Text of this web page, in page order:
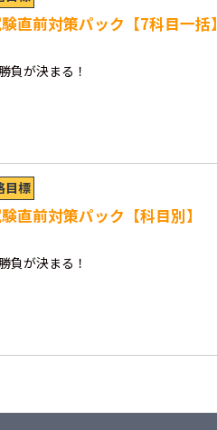
直前対策パック【7科目一括】
負が決まる！
目標
直前対策パック【科目別】
負が決まる！